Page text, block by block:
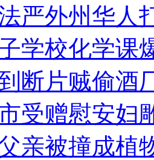
严外州华人
学校化学课
断片贼偷酒
受赠慰安
亲被撞成植